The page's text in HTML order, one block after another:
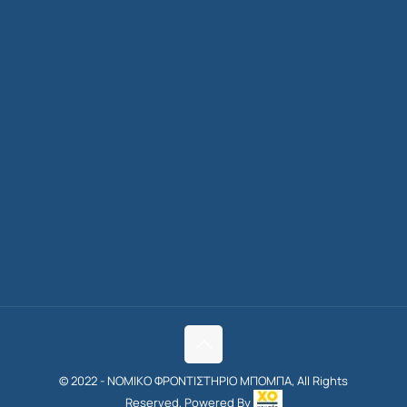
© 2022 - ΝΟΜΙΚΟ ΦΡΟΝΤΙΣΤΗΡΙΟ ΜΠΟΜΠΑ, All Rights
Reserved, Powered By